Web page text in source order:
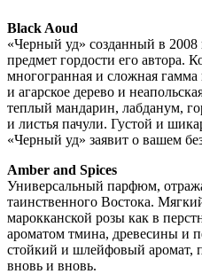
Black Aoud
«Черный уд» созданный в
предмет гордости его автора.
многогранная и сложная
и агарское дерево и
теплый мандарин, лабданум,
и листья пачули. Густой и
«Черный уд» заявит о вашем
Amber and Spices
Универсальный парфюм,
таинственного Востока.
марокканской розы как в
ароматом тмина, древесины и
стойкий и шлейфовый аромат,
вновь и вновь.